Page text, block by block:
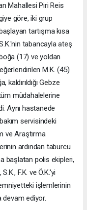
Mahallesi Piri Reis
göre, iki grup
tartışma kısa
tabancayla ateş
(17) ve yoldan
M.K. (45)
kaldırıldığı Gebze
müdahalelerine
Aynı hastanede
servisindeki
ve Araştırma
ardından taburcu
başlatan polis ekipleri,
F.K. ve Ö.K.'yi
işlemlerinin
ediyor.